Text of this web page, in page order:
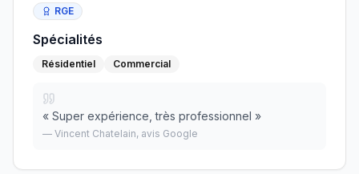
RGE
Spécialités
Résidentiel Commercial
« Super expérience, très professionnel »
— Vincent Chatelain, avis Google